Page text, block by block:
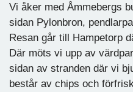
Vi åker med Åmmebergs
sidan Pylonbron,
Resan går till Hampetorp
Där möts vi upp av
sidan av stranden där vi
består av chips och